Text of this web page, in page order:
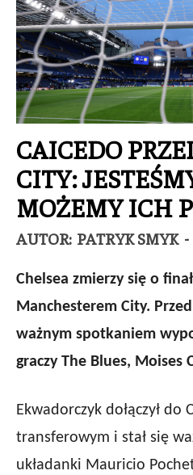
CAICEDO
CITY:
MOŻEMY ICH
AUTOR: PATRYK SMYK -
Chelsea zmierzy się o
Manchesterem City.
ważnym spotkaniem
graczy The Blues, Moises
Ekwadorczyk dołączył
transferowym i stał się
układanki Mauricio